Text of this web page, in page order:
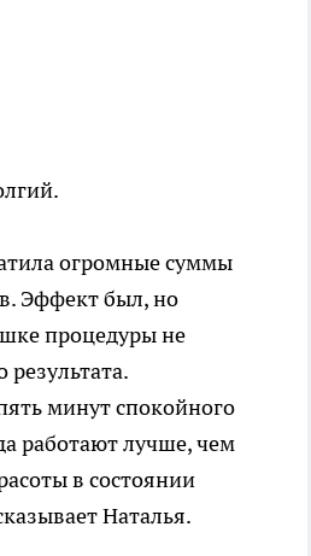
огромные суммы
Эффект был, но
процедуры не
результата.
минут спокойного
работают лучше, чем
в состоянии
Наталья.